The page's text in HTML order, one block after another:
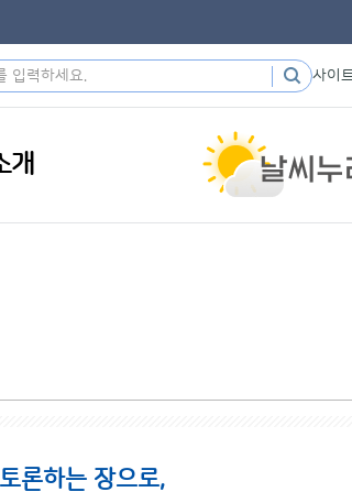
사이
개
론하는 장으로,